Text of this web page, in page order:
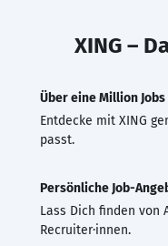
XING –
Über eine Million Jobs
Entdecke mit XING
passt.
Persönliche Job-
Lass Dich finden von
Recruiter·innen.